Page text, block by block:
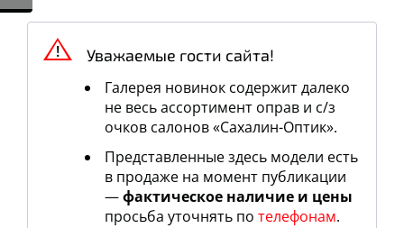
Уважаемые гости сайта!
Галерея новинок содержит далеко
не весь ассортимент оправ и c/з
очков салонов «Сахалин-Оптик».
Представленные здесь модели есть
в продаже на момент публикации
—фактическое наличие и цены
просьба уточнять по телефонам.